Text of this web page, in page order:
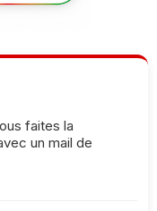
faites la
un mail de